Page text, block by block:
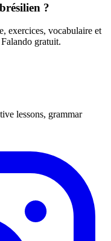
?
exercices, vocabulaire et
gratuit.
lessons, grammar